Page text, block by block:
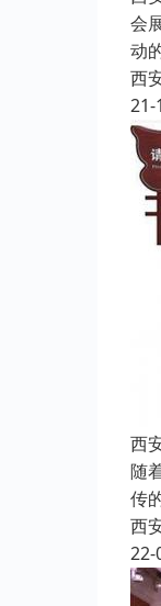
会
动
西
21-
西
随
传
西
22-